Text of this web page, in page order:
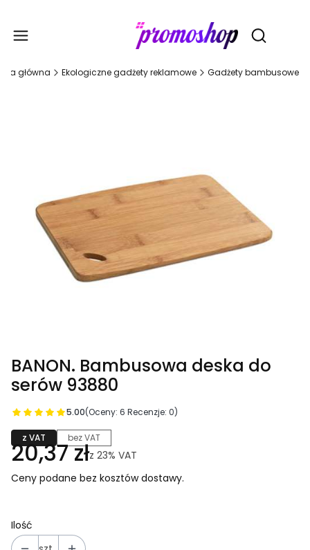
Otwórz
główna Ekologiczne gadżety reklamowe Gadżety bambusowe
BANON. Bambusowa deska do
serów 93880
5.00(Oceny: 6 Recenzje: 0)
z VAT bez VAT
20,37 złz 23% VAT
Ceny podane bez kosztów dostawy.
Ilość